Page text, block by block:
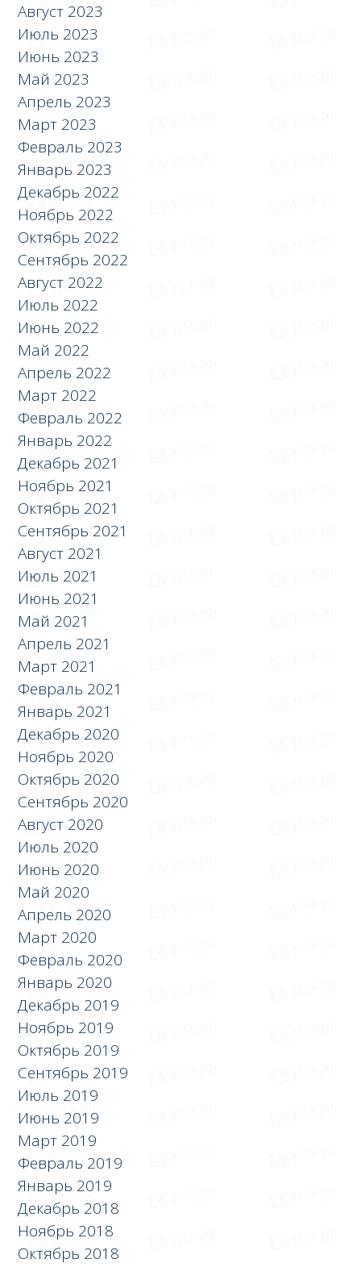
Август 2023
Июль 2023
Июнь 2023
Май 2023
Апрель 2023
Март 2023
Февраль 2023
Январь 2023
Декабрь 2022
Ноябрь 2022
Октябрь 2022
Сентябрь 2022
Август 2022
Июль 2022
Июнь 2022
Май 2022
Апрель 2022
Март 2022
Февраль 2022
Январь 2022
Декабрь 2021
Ноябрь 2021
Октябрь 2021
Сентябрь 2021
Август 2021
Июль 2021
Июнь 2021
Май 2021
Апрель 2021
Март 2021
Февраль 2021
Январь 2021
Декабрь 2020
Ноябрь 2020
Октябрь 2020
Сентябрь 2020
Август 2020
Июль 2020
Июнь 2020
Май 2020
Апрель 2020
Март 2020
Февраль 2020
Январь 2020
Декабрь 2019
Ноябрь 2019
Октябрь 2019
Сентябрь 2019
Июль 2019
Июнь 2019
Март 2019
Февраль 2019
Январь 2019
Декабрь 2018
Ноябрь 2018
Октябрь 2018